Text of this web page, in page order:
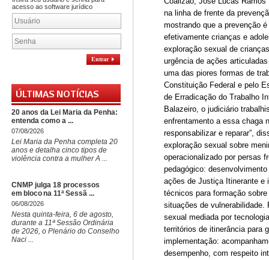
acesso ao software jurídico
Entrar
ÚLTIMAS NOTÍCIAS
20 anos da Lei Maria da Penha:
entenda como a ...
07/08/2026
Lei Maria da Penha completa 20
anos e detalha cinco tipos de
violência contra a mulher A ...
CNMP julga 18 processos
em bloco na 11ª Sessã ...
06/08/2026
Nesta quinta-feira, 6 de agosto,
durante a 11ª Sessão Ordinária
de 2026, o Plenário do Conselho
Naci ...
na linha de frente da
mostrando que a prevenção
efetivamente crianças e
exploração sexual de
urgência de ações
uma das piores formas de
Constituição Federal e pelo
de Erradicação do Trabalho
Balazeiro, o judiciário
enfrentamento a essa chaga
responsabilizar e reparar”,
exploração sexual sobre
operacionalizado por persas
pedagógico:
ações de Justiça Itinerante e
técnicos para formação
situações de vulnerabilidade.
sexual mediada por
territórios de itinerância para
implementação:
desempenho, com respeito